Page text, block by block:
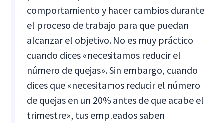
comportamiento y hacer cambios durante
el proceso de trabajo para que puedan
alcanzar el objetivo. No es muy práctico
cuando dices «necesitamos reducir el
número de quejas». Sin embargo, cuando
dices que «necesitamos reducir el número
de quejas en un 20% antes de que acabe el
trimestre», tus empleados saben